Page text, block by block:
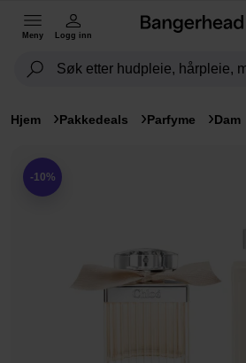
Meny Logg inn
Hjem Pakkedeals Parfyme Dam
-10%